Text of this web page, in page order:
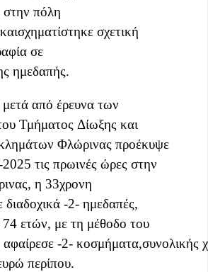
στην πόλη
σχετική
σε
ημεδαπής.
μετά από έρευνα των
Τμήματος Δίωξης και
Φλώρινας προέκυψε
τις πρωινές ώρες στην
η 33χρονη
-2- ημεδαπές,
74 ετών, με τη μέθοδο του
-2- κοσμήματα,συνολικής
περίπου.